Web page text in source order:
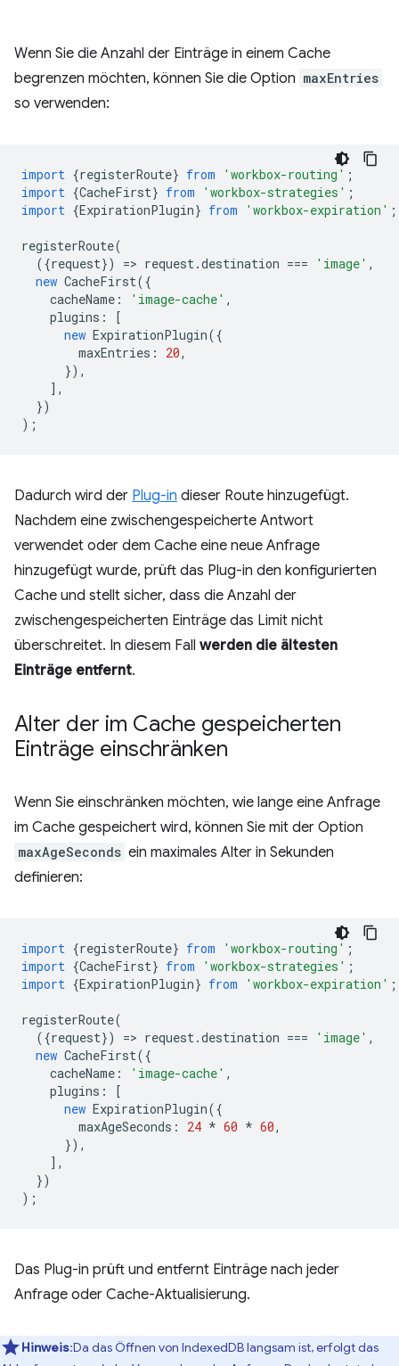
Wenn Sie die Anzahl der Einträge in einem Cache
begrenzen möchten, können Sie die Option maxEntries
so verwenden:
import {registerRoute} from 'workbox-routing' ;
import {CacheFirst} from 'workbox-strategies' ;
import {ExpirationPlugin} from 'workbox-expiration' ;
registerRoute(
({request}) => request.destination === 'image' ,
new CacheFirst({
cacheName : 'image-cache' ,
plugins :
[
new ExpirationPlugin({
maxEntries : 20,
}),
],
})
);
Dadurch wird der Plug-in dieser Route hinzugefügt.
Nachdem eine zwischengespeicherte Antwort
verwendet oder dem Cache eine neue Anfrage
hinzugefügt wurde, prüft das Plug-in den konfigurierten
Cache und stellt sicher, dass die Anzahl der
zwischengespeicherten Einträge das Limit nicht
überschreitet. In diesem Fall werden die ältesten
Einträge entfernt.
Alter der im Cache gespeicherten
Einträge einschränken
Wenn Sie einschränken möchten, wie lange eine Anfrage
im Cache gespeichert wird, können Sie mit der Option
maxAgeSeconds ein maximales Alter in Sekunden
definieren:
import {registerRoute} from 'workbox-routing' ;
import {CacheFirst} from 'workbox-strategies' ;
import {ExpirationPlugin} from 'workbox-expiration' ;
registerRoute(
({request}) => request.destination === 'image' ,
new CacheFirst({
cacheName : 'image-cache' ,
plugins :
[
new ExpirationPlugin({
maxAgeSeconds : 24 * 60 * 60,
}),
],
})
);
Das Plug-in prüft und entfernt Einträge nach jeder
Anfrage oder Cache-Aktualisierung.
Hinweis:Da das Öffnen von IndexedDB langsam ist, erfolgt das